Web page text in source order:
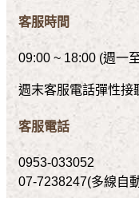
客服時間
09:00 ~ 18:00 (週一
週末客服電話彈性接
客服電話
0953-033052
07-7238247(多線自